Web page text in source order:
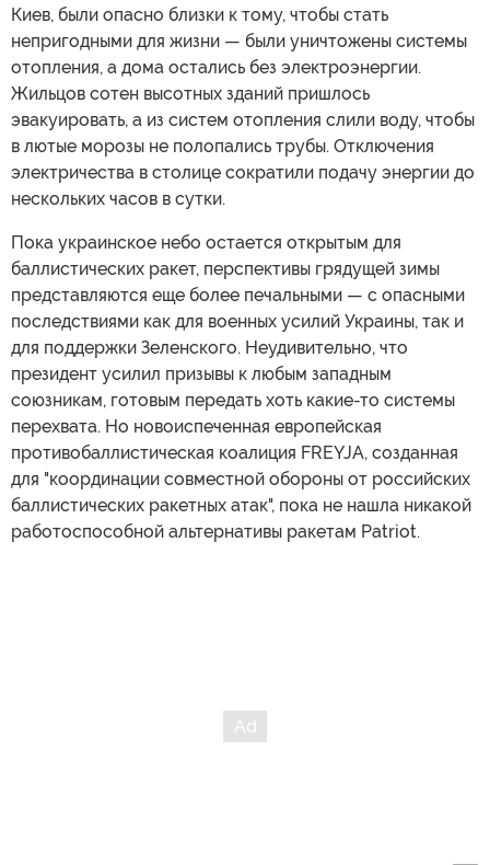
Киев, были опасно близки к тому, чтобы стать
непригодными для жизни — были уничтожены системы
отопления, а дома остались без электроэнергии.
Жильцов сотен высотных зданий пришлось
эвакуировать, а из систем отопления слили воду, чтобы
в лютые морозы не полопались трубы. Отключения
электричества в столице сократили подачу энергии до
нескольких часов в сутки.
Пока украинское небо остается открытым для
баллистических ракет, перспективы грядущей зимы
представляются еще более печальными — с опасными
последствиями как для военных усилий Украины, так и
для поддержки Зеленского. Неудивительно, что
президент усилил призывы к любым западным
союзникам, готовым передать хоть какие-то системы
перехвата. Но новоиспеченная европейская
противобаллистическая коалиция FREYJA, созданная
для "координации совместной обороны от российских
баллистических ракетных атак", пока не нашла никакой
работоспособной альтернативы ракетам Patriot.